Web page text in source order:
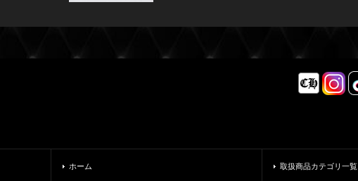
ホーム 取扱商品カテゴリ一覧